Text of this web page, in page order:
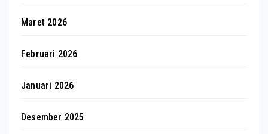
Maret 2026
Februari 2026
Januari 2026
Desember 2025